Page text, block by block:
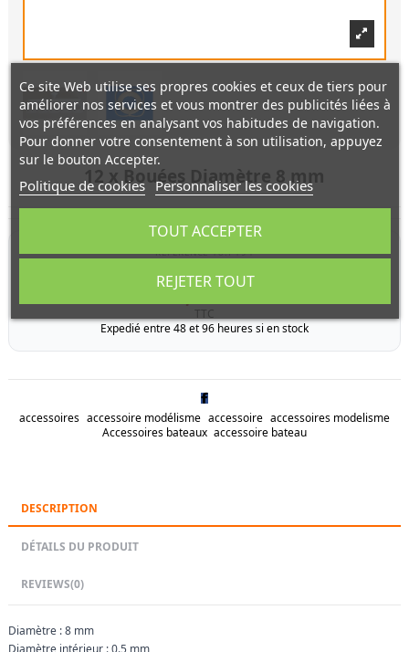
12 x Bouées Diamètre 8 mm
RÉFÉRENCE 18.P194
1,96 €
TTC
Expedié entre 48 et 96 heures si en stock
accessoires accessoire modélisme accessoire accessoires modelisme
Accessoires bateaux accessoire bateau
DESCRIPTION
DÉTAILS DU PRODUIT
REVIEWS(0)
Diamètre : 8 mm
Ce site Web utilise ses propres cookies et ceux de tiers pour
améliorer nos services et vous montrer des publicités liées à
vos préférences en analysant vos habitudes de navigation.
Pour donner votre consentement à son utilisation, appuyez
sur le bouton Accepter.
Politique de cookies Personnaliser les cookies
REJETER TOUT
TOUT ACCEPTER